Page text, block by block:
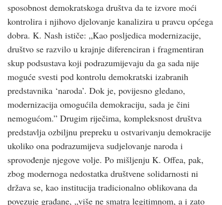
sposobnost demokratskoga društva da te izvore moći
kontrolira i njihovo djelovanje kanalizira u pravcu općega
dobra. K. Nash ističe: „Kao posljedica modernizacije,
društvo se razvilo u krajnje diferenciran i fragmentiran
skup podsustava koji podrazumijevaju da ga sada nije
moguće svesti pod kontrolu demokratski izabranih
predstavnika ‘naroda’. Dok je, povijesno gledano,
modernizacija omogućila demokraciju, sada je čini
nemogućom.” Drugim riječima, kompleksnost društva
predstavlja ozbiljnu prepreku u ostvarivanju demokracije
ukoliko ona podrazumijeva sudjelovanje naroda i
sprovođenje njegove volje. Po mišljenju K. Offea, pak,
zbog modernoga nedostatka društvene solidarnosti ni
država se, kao institucija tradicionalno oblikovana da
povezuje građane, „više ne smatra legitimnom, a i zato